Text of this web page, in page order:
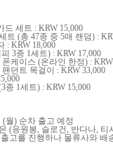
드 세트 : KRW 15,000
트 (총 47종 중 5매 랜덤) :
: KRW 18,000
3종 1세트) : KRW 17,000
폰케이스 (온라인 한정) :
팬던트 목걸이
: KRW 33,000
종 1세트) : KRW 15,000
(월) 순차 출고 예정
(응원봉, 슬로건, 반다나, 티
고를 진행하나 물류사와